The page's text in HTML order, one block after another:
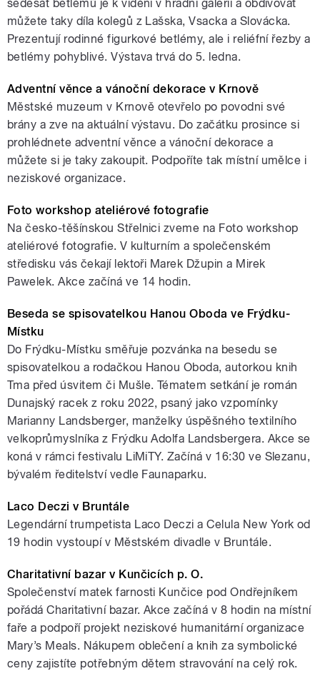
šedesát betlémů je k vidění v hradní galerii a obdivovat
můžete taky díla kolegů z Lašska, Vsacka a Slovácka.
Prezentují rodinné figurkové betlémy, ale i reliéfní řezby a
betlémy pohyblivé. Výstava trvá do 5. ledna.
Adventní věnce a vánoční dekorace v Krnově
Městské muzeum v Krnově otevřelo po povodni své
brány a zve na aktuální výstavu. Do začátku prosince si
prohlédnete adventní věnce a vánoční dekorace a
můžete si je taky zakoupit. Podpoříte tak místní umělce i
neziskové organizace.
Foto workshop ateliérové fotografie
Na česko-těšínskou Střelnici zveme na Foto workshop
ateliérové fotografie. V kulturním a společenském
středisku vás čekají lektoři Marek Džupin a Mirek
Pawelek. Akce začíná ve 14 hodin.
Beseda se spisovatelkou Hanou Oboda ve Frýdku-
Místku
Do Frýdku-Místku směřuje pozvánka na besedu se
spisovatelkou a rodačkou Hanou Oboda, autorkou knih
Tma před úsvitem či Mušle. Tématem setkání je román
Dunajský racek z roku 2022, psaný jako vzpomínky
Marianny Landsberger, manželky úspěšného textilního
velkoprůmyslníka z Frýdku Adolfa Landsbergera. Akce se
koná v rámci festivalu LiMiTY. Začíná v 16:30 ve Slezanu,
bývalém ředitelství vedle Faunaparku.
Laco Deczi v Bruntále
Legendární trumpetista Laco Deczi a Celula New York od
19 hodin vystoupí v Městském divadle v Bruntále.
Charitativní bazar v Kunčicích p. O.
Společenství matek farnosti Kunčice pod Ondřejníkem
pořádá Charitativní bazar. Akce začíná v 8 hodin na místní
faře a podpoří projekt neziskové humanitární organizace
Mary’s Meals. Nákupem oblečení a knih za symbolické
ceny zajistíte potřebným dětem stravování na celý rok.